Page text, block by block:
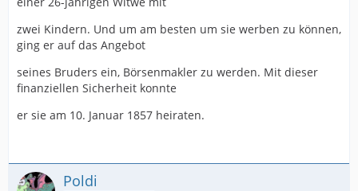
zwei Kindern. Und um am besten um sie werben zu können,
ging er auf das Angebot
seines Bruders ein, Börsenmakler zu werden. Mit dieser
finanziellen Sicherheit konnte
er sie am 10. Januar 1857 heiraten.
Poldi